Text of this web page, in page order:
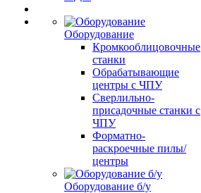
Оборудование
Кромкооблицовочные
станки
Обрабатывающие
центры с ЧПУ
Сверлильно-
присадочные станки с
ЧПУ
Форматно-
раскроечные пилы/
центры
Оборудование б/у